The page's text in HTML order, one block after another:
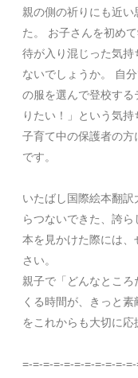
親の側の祈りにも近
た。
お子さんを初め
待が入り混じった気
ないでしょうか。
自
の服を選んで登校す
りたい！」という気持
子育て中の保護者の
です。
いたばし国際絵本翻
らつないできた、誇ら
本を見かけた際には
さい。
親子で「どんなとこ
くる時間が、きっと素
をこれからも大切に応
=-=-=-=-=-=-=-=-=-=-